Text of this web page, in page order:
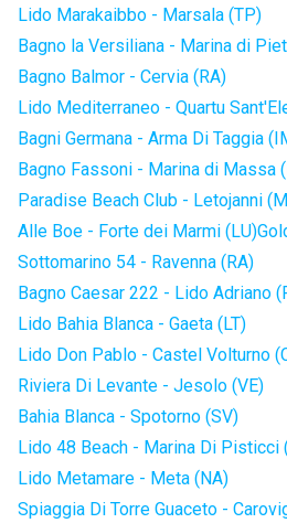
Lido Marakaibbo - Marsala (TP)
Bagno la Versiliana - Marina di
Bagno Balmor - Cervia (RA)
Lido Mediterraneo - Quartu
Bagni Germana - Arma Di Taggia
Bagno Fassoni - Marina di Massa
Paradise Beach Club - Letojanni
Alle Boe - Forte dei Marmi (LU)
Sottomarino 54 - Ravenna (RA)
Bagno Caesar 222 - Lido Adriano
Lido Bahia Blanca - Gaeta (LT)
Lido Don Pablo - Castel Volturno
Riviera Di Levante - Jesolo (VE)
Bahia Blanca - Spotorno (SV)
Lido 48 Beach - Marina Di Pisticci
Lido Metamare - Meta (NA)
Spiaggia Di Torre Guaceto -